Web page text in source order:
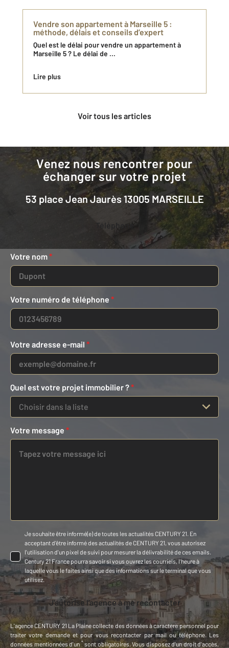
Vendre son appartement à Marseille 5 :
méthode, délais et conseils d’expert
Quel est le délai pour vendre un appartement à
Marseille 5 ? Le délai de ...
Lire plus
Voir tous les articles
Venez nous rencontrer pour
échanger sur votre projet
53 place Jean Jaurès 13005 MARSEILLE
Téléphone
Votre nom*
Votre numéro de téléphone *
Votre adresse e-mail *
Quel est votre projet immobilier ?*
Choisir dans la liste
Votre message *
Je souhaite être informé(e) de toutes les actualités CENTURY 21. En
acceptant d'être informé des actualités de CENTURY 21, vous autorisez
l'utilisation d'un pixel de suivi pour mesurer la délivrabilité de ces emails.
Century 21 France pourra savoir si vous ouvrez les courriels, l'heure à
laquelle vous le faites ainsi que des informations sur le terminal que vous
utilisez.
J'autorise l'agence à me recontacter
L'agenceCENTURY 21 La Plainecollecte des données à caractère personnel pour
traiter votre demande et pour vous recontacter par mail ou téléphone. Les
données mentionnées d'un * sont obligatoires. Vous disposez d'un droit d'accès,